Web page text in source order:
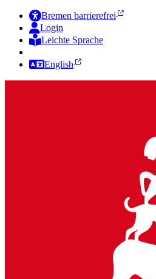
Bremen barrierefrei
Login
Leichte Sprache
English